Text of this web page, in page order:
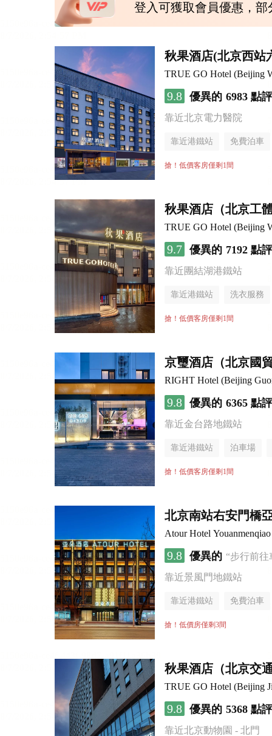
登入可獲取會員優惠，
秋果酒店(北京西站
TRUE GO Hotel (Beijing
9.8 優異的 6983 點評
靠近北京電力醫院
靠近港鐵站 免費泊車
行李寄存服務
搶！低價客房僅剩1間
秋果酒店（北京工
TRUE GO Hotel (Beijing
9.7 優異的 7192 點評
靠近團結湖港鐵站
靠近港鐵站 洗衣服務
無煙樓層
搶！低價客房僅剩1間
京璽酒店（北京國
RIGHT Hotel (Beijing
9.8 優異的 6365 點評
靠近金台路地鐵站
靠近港鐵站 泊車場
無煙樓層
搶！低價客房僅剩1間
北京南站右安門橋
Atour Hotel
9.8 優異的 “步行前
靠近景風門地鐵站
靠近港鐵站 免費泊車
行李寄存服務
搶！低價房僅剩3間
秋果酒店（北京交
TRUE GO Hotel (Beijing
9.8 優異的 5368 點評
靠近北京動物園 - 北門